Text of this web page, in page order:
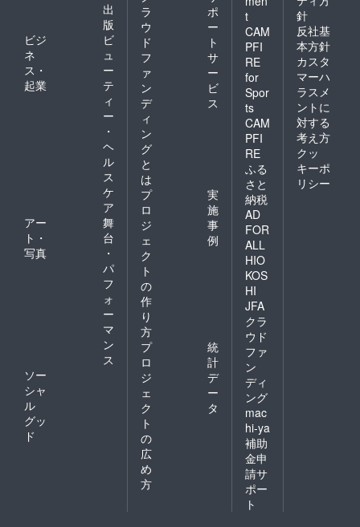
出
版
ビジ
ネ
ス・
起業
ビ
ュ
ー
テ
ィ
ー
・
ヘ
ル
ス
ケ
ア
アー
ト・
写真
舞
台
・
パ
フ
ォ
ー
マ
ン
ス
ソー
シャ
ル
グッ
ド
ラ
ウ
ド
フ
ァ
ン
デ
ィ
ン
グ
と
は
ポ
ー
ト
サ
ー
ビ
ス
プ
ロ
ジ
ェ
ク
ト
の
作
り
方
実
施
事
例
プ
ロ
ジ
ェ
ク
ト
の
広
め
方
統
計
デ
ー
タ
t
CAM
PFI
RE
for
Spor
ts
CAM
PFI
RE
ふる
さと
納税
AD
FOR
ALL
HIO
KOS
HI
JFA
クラ
ウド
ファ
ン
ディ
ング
mac
hi-ya
補助
金申
請サ
ポー
ト
針
反社基
本方針
カスタ
マーハ
ラスメ
ントに
対する
考え方
クッ
キーポ
リシー